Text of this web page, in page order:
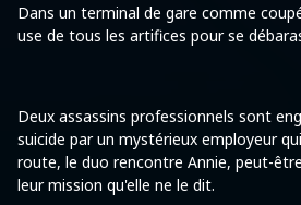
Dans un terminal de gare comme
use de tous les artifices pour se
Deux assassins professionnels sont
suicide par un mystérieux employeur
route, le duo rencontre Annie, peut-
leur mission qu'elle ne le dit.